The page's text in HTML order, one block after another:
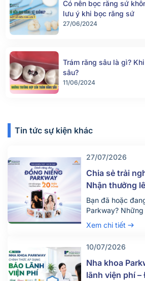
Có nên bọc răng sứ
lưu ý khi bọc răng sứ
27/06/2024
Trám răng sâu là gì?
sâu?
11/06/2024
Tin tức sự kiện khác
27/07/2026
Chia sẻ trải
Nhận thưởng
đồng
Bạn đã hoặc
Parkway?
của bạn có thể
hơn khi đưa ra
câu chuyện
hàng, Nha khoa
cùng
Xem chi tiết
10/07/2026
Nha khoa
lãnh viện phí